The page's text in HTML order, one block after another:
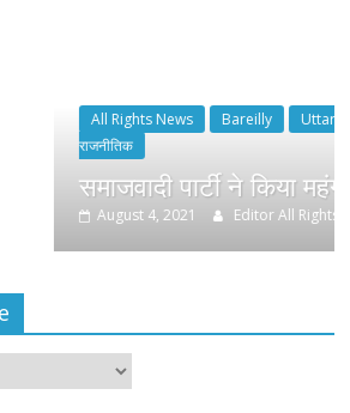
Bareilly Uttar Pradesh राजनीति
हॉट
पार्टी ने किया महंगाई के खिलाफ
Editor All Rights 0